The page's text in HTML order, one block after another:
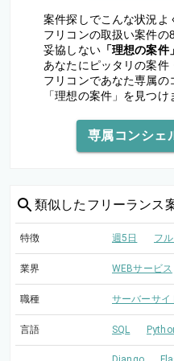
案件探しでこんな状況よ
フリコンの取扱い案件の
妥協しない「理想の案件」
あなたにピッタリの案件
フリコンであなた専属の
「理想の案件」を見つけ
専属コンシェ
類似した フリーランス
特徴 週5日 フ
業界 WEBサービス
職種 サーバーサイ
言語 SQL